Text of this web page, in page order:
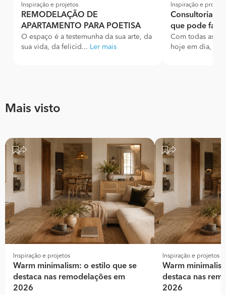
Inspiração e projetos
REMODELAÇÃO DE
APARTAMENTO PARA POETISA
O espaço é a testemunha da sua arte, da
sua vida, da felicid... Ler mais
Inspiração e
Consultorias
que pode
Com todas as
hoje em dia,
Mais visto
Inspiração e projetos
Warm minimalism: o estilo que se
destaca nas remodelações em
2026
Inspiração e projetos
Warm
destaca nas
2026